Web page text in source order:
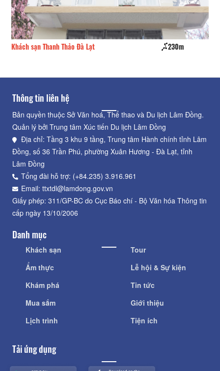
Khách sạn Thanh Thảo Đà Lạt 230m
Thông tin liên hệ
Bản quyền thuộc Sở Văn hoá, Thể thao và Du lịch Lâm Đồng.
Quản lý bởi Trung tâm Xúc tiến Du lịch Lâm Đồng
Địa chỉ: Tầng 3 khu 9 tầng, Trung tâm Hành chính tỉnh Lâm
Đồng, số 36 Trần Phú, phường Xuân Hương - Đà Lạt, tỉnh
Lâm Đồng
Tổng đài hỗ trợ: (+84.235) 3.916.961
Email: ttxtdl@lamdong.gov.vn
Giấy phép: 311/GP-BC do Cục Báo chí - Bộ Văn hóa Thông tin
cấp ngày 13/10/2006
Danh mục
Khách sạn
Ẩm thực
Khám phá
Mua sắm
Lịch trình
Tour
Lễ hội & Sự kiện
Tin tức
Giới thiệu
Tiện ích
Tải ứng dụng